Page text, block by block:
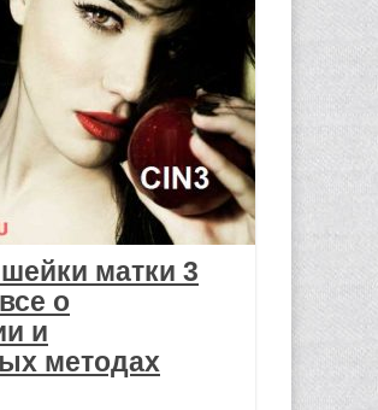
матки 3
о
и
методах